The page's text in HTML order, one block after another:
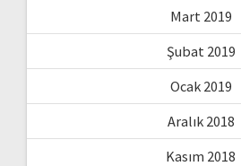
Mart 2019
Şubat 2019
Ocak 2019
Aralık 2018
Kasım 2018